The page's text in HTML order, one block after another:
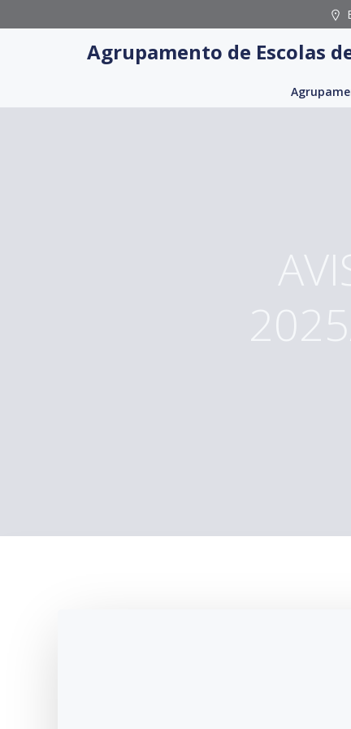
to
Agrupamento de Escolas